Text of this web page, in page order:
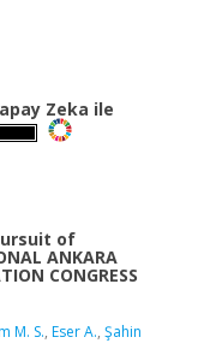
Zeka ile
of
ANKARA
CONGRESS
M. S., Eser A., Şahin